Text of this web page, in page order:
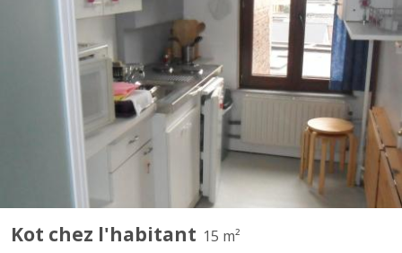
Kot chez l'habitant 15 m²
BK 6953
Chambre située au second étage , isolée du propriétaire ; seul
l'escalier est commun ; 1 chambre pour ETUDIANTE: études
universitaires ou école supérieure . C'est une chambre de 15m² (
avec évier) + les communs càd le palier + salle d'eau = cuisine et
douche + 1 WC à cet ...